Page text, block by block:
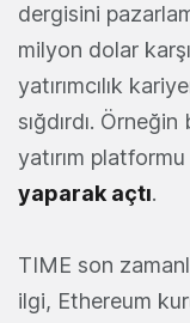
dergisini
milyon dolar
yatırımcılık
sığdırdı.
yatırım platformu
yaparak açtı.
TIME son
ilgi, Ethereum